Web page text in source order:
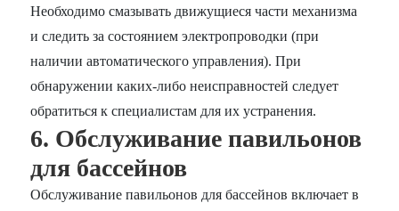
Необходимо смазывать движущиеся части механизма
и следить за состоянием электропроводки (при
наличии автоматического управления). При
обнаружении каких-либо неисправностей следует
обратиться к специалистам для их устранения.
6. Обслуживание павильонов
для бассейнов
Обслуживание павильонов для бассейнов включает в